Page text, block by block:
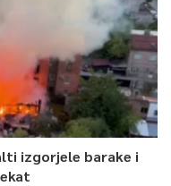
izgorjele barake i